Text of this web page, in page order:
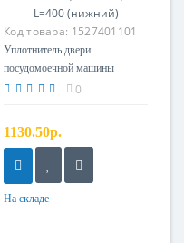
Код товара: 1527401101
Уплотнитель двери
посудомоечной машины
ELECTROLUX, ZANUSSI,
0
1130.50р.
На складе